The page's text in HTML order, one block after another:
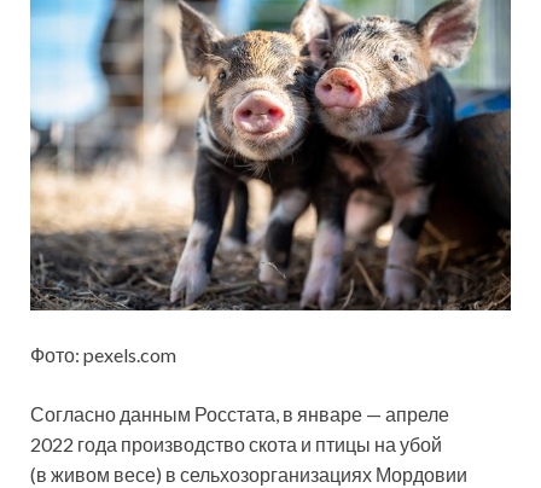
Фото: pexels.com
Согласно данным Росстата, в январе — апреле
2022 года производство скота и птицы на убой
(в живом весе) в сельхозорганизациях Мордовии